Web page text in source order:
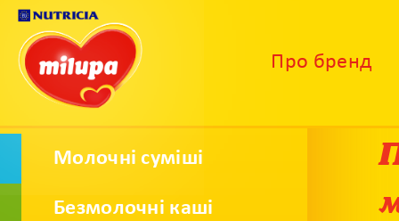
Про бренд
Молочні суміші
Безмолочнi кашi